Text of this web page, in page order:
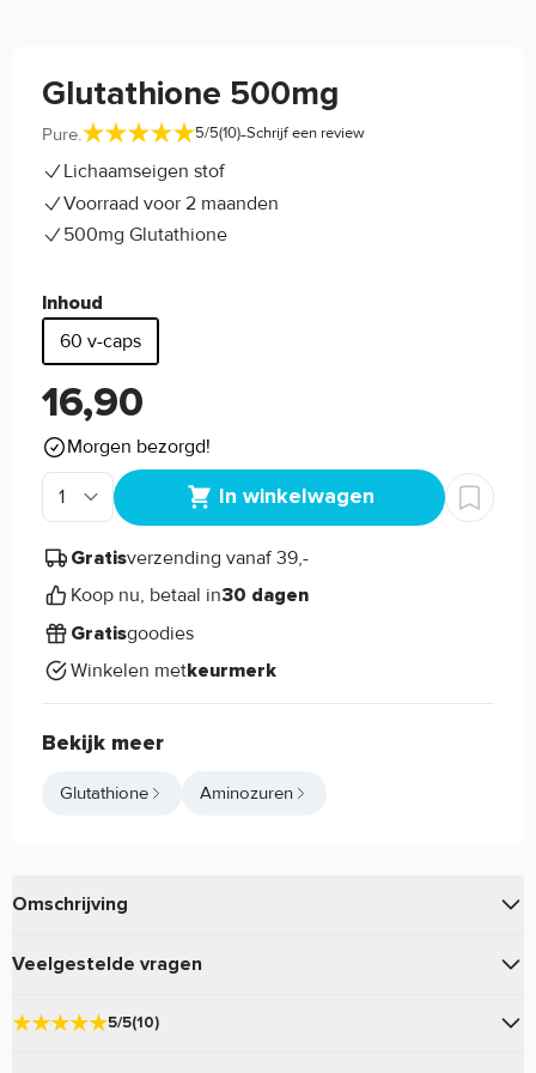
Glutathione 500mg
Pure. 5/5(10)-Schrijf een review
Lichaamseigen stof
Voorraad voor 2 maanden
500mg Glutathione
Inhoud
60 v-caps
16,90
Morgen bezorgd!
In winkelwagen
Gratisverzending vanaf 39,-
Koop nu, betaal in30 dagen
Gratisgoodies
Winkelen metkeurmerk
Bekijk meer
Glutathione Aminozuren
Omschrijving
Met Pure. Glutathione
cysteïne, glycine en glutamine!
Veelgestelde vragen
Vraag en antwoord
5/5(10)